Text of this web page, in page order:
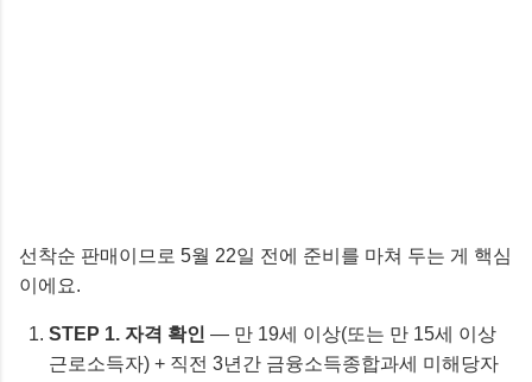
선착순 판매이므로 5월 22일 전에 준비를 마쳐 두는 게 핵심
이에요.
STEP 1. 자격 확인 — 만 19세 이상(또는 만 15세 이상
근로소득자) + 직전 3년간 금융소득종합과세 미해당자